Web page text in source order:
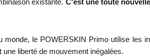
existante. C'est une toute
le POWERSKIN Primo utilise les
liberté de mouvement inégalées.